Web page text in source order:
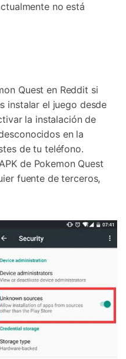
no está
Quest en Reddit si
instalar el juego desde
la instalación de
en la
de tu teléfono.
de Pokemon Quest
fuente de terceros,